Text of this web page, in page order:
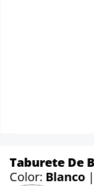
Taburete De
Color: Blanco